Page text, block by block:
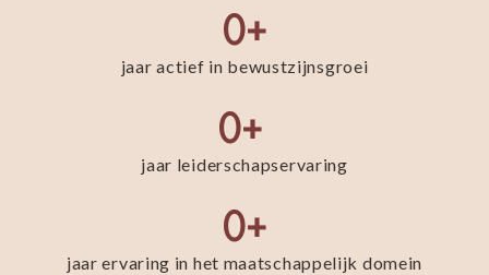
jaar actief in bewustzijnsgroei
0+
jaar leiderschapservaring
0+
jaar ervaring in het maatschappelijk domein
0+